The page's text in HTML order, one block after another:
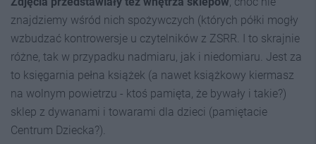
znajdziemy wśród nich spożywczych (których półki mogły
wzbudzać kontrowersje u czytelników z ZSRR. I to skrajnie
różne, tak w przypadku nadmiaru, jak i niedomiaru. Jest za
to księgarnia pełna książek (a nawet książkowy kiermasz
na wolnym powietrzu - ktoś pamięta, że bywały i takie?)
sklep z dywanami i towarami dla dzieci (pamiętacie
Centrum Dziecka?).